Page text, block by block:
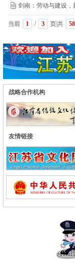
剑南：劳动与建设，
当前 1 / 3 页|共 58
战略合作机构
友情链接